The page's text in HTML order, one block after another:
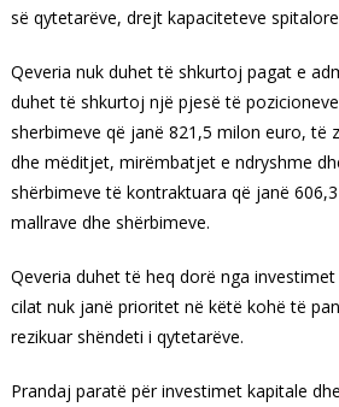
së qytetarëve, drejt kapaciteteve
Qeveria nuk duhet të shkurtoj pagat e
duhet të shkurtoj një pjesë të
sherbimeve që janë 821,5 milon euro, të
dhe mëditjet, mirëmbatjet e ndryshme
shërbimeve të kontraktuara që janë
mallrave dhe shërbimeve.
Qeveria duhet të heq dorë nga
cilat nuk janë prioritet në këtë kohë të
rezikuar shëndeti i qytetarëve.
Prandaj paratë për investimet kapitale